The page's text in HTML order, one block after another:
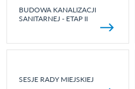
BUDOWA KANALIZACJI
SANITARNEJ - ETAP II
SESJE RADY MIEJSKIEJ